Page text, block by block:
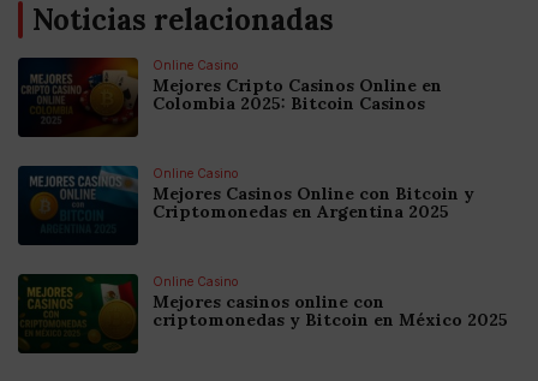
Noticias relacionadas
Online Casino
Mejores Cripto Casinos Online en
Colombia 2025: Bitcoin Casinos
Online Casino
Mejores Casinos Online con Bitcoin y
Criptomonedas en Argentina 2025
Online Casino
Mejores casinos online con
criptomonedas y Bitcoin en México 2025